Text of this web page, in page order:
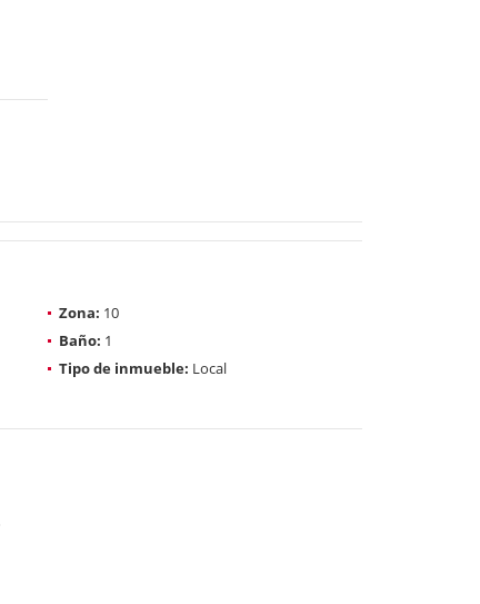
Zona: 10
Baño: 1
Tipo de inmueble: Local